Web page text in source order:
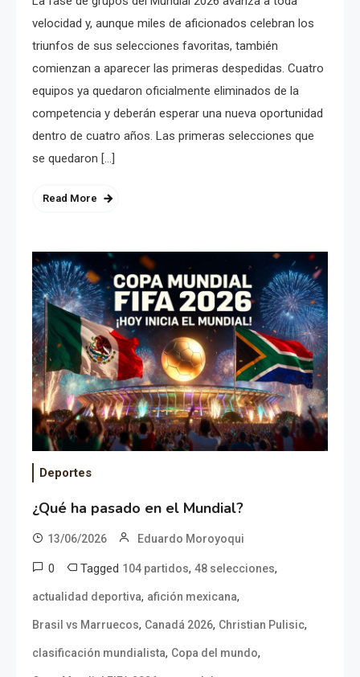
velocidad y, aunque miles de aficionados celebran los
triunfos de sus selecciones favoritas, también
comienzan a aparecer las primeras despedidas. Cuatro
equipos ya quedaron oficialmente eliminados de la
competencia y deberán esperar una nueva oportunidad
dentro de cuatro años. Las primeras selecciones que
se quedaron […]
Read More
Deportes
¿Qué ha pasado en el Mundial?
13/06/2026 Eduardo Moroyoqui
0 Tagged 104 partidos, 48 selecciones,
actualidad deportiva, afición mexicana,
Brasil vs Marruecos, Canadá 2026, Christian Pulisic,
clasificación mundialista, Copa del mundo,